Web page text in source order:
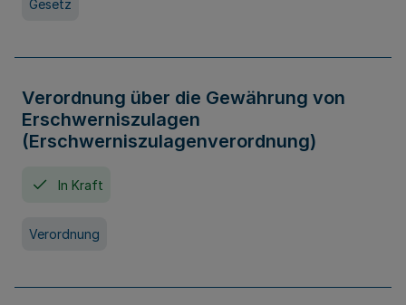
Gesetz
Verordnung über die Gewährung von
Erschwerniszulagen
(Erschwerniszulagenverordnung)
In Kraft
Verordnung